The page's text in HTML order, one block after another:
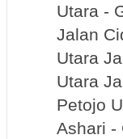
Utara -
Jalan
Utara
Utara
Petojo
Ashari -